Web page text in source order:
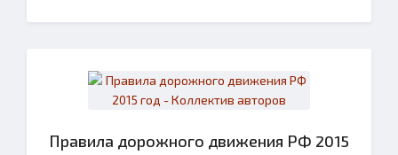
Правила дорожного движения РФ 2015